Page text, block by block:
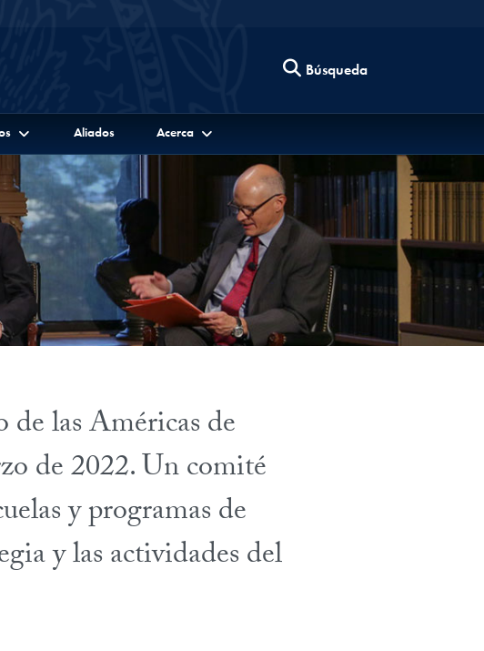
Búsqueda
Aliados Acerca
las Américas de
de 2022. Un comité
y programas de
y las actividades del